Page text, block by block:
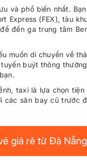
và phổ biến nhất.
Express (FEX), tàu
đến ga trung tâm
muốn di chuyển về
buýt thông
taxi là lựa chọn
các sân bay cũ trước
giá rẻ từ Đà